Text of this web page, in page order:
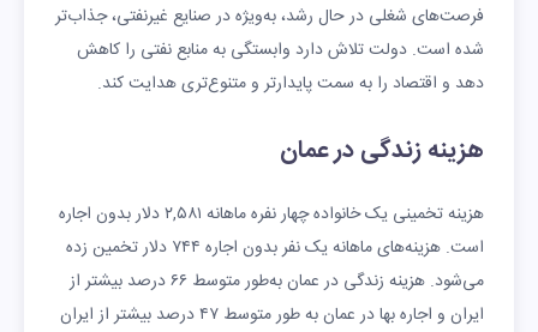
فرصت‌های شغلی در حال رشد، به‌ویژه در صنایع غیرنفتی، جذاب‌تر
شده است. دولت تلاش دارد وابستگی به منابع نفتی را کاهش
دهد و اقتصاد را به سمت پایدارتر و متنوع‌تری هدایت کند.
هزینه زندگی در عمان
هزینه تخمینی یک خانواده چهار نفره ماهانه ۲,۵۸۱ دلار بدون اجاره
است. هزینه‌های ماهانه یک نفر بدون اجاره ۷۴۴ دلار تخمین زده
می‌شود. هزینه زندگی در عمان به‌طور متوسط ۶۶ درصد بیشتر از
ایران و اجاره بها در عمان به طور متوسط ۴۷ درصد بیشتر از ایران